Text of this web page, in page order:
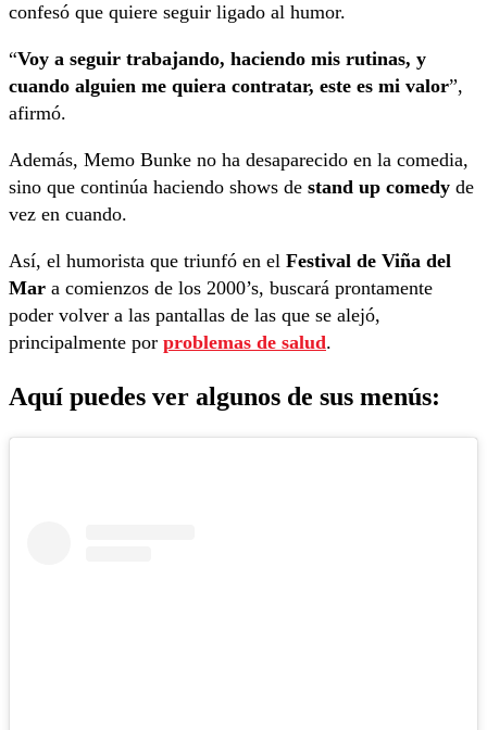
confesó que quiere seguir ligado al humor.
“Voy a seguir trabajando, haciendo mis rutinas, y
cuando alguien me quiera contratar, este es mi valor”,
afirmó.
Además, Memo Bunke no ha desaparecido en la comedia,
sino que continúa haciendo shows de stand up comedy de
vez en cuando.
Así, el humorista que triunfó en el Festival de Viña del
Mar a comienzos de los 2000’s, buscará prontamente
poder volver a las pantallas de las que se alejó,
principalmente por problemas de salud.
Aquí puedes ver algunos de sus menús: